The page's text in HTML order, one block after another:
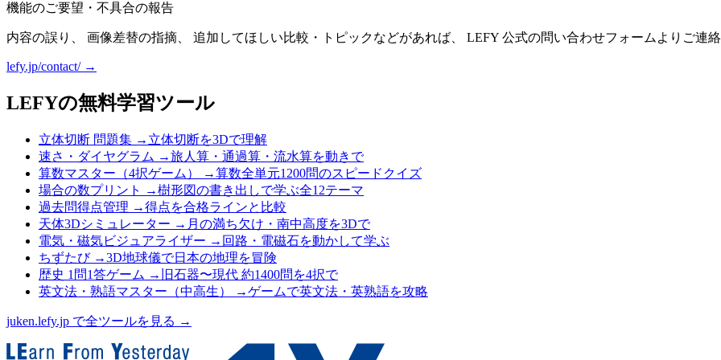
機能のご要望・不具合の報告
内容の誤り、 画像差替の指摘、 追加してほしい比較・トピックなどがあれば、 LEFY 公式の問い合わせフォームよりご連絡
lefy.jp/contact/ →
LEFYの無料学習ツール
立体切断 問題集 → 立体切断を3Dで理解
速さ・ダイヤグラム →旅人算・通過算・流水算を動きで
算数マスター（4択ゲーム）
→算数全単元1200問のスピードクイズ
場合の数プリント
→樹形図の書き出しで学ぶ全12テーマ
過去問得点管理 →得点を合格ラインと比較
天体3Dシミュレーター → 月の満ち欠け・南中高度を3Dで
電気・磁気ビジュアライザー → 回路・電磁石を動かして学ぶ
ちずたび→3D地球儀で日本の地理を冒険
歴史 1問1答ゲーム → 旧石器〜現代 約1400問を4択で
英文法・熟語マスター（中高生）
→ゲームで英文法・英熟語を攻略
juken.lefy.jp で全ツールを見る →